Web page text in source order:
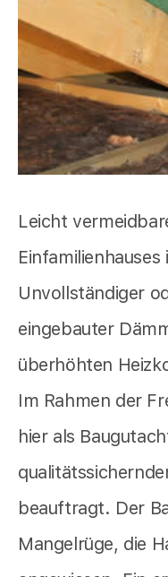
Leicht
Einfamilienhauses
Unvollständiger
eingebauter
überhöhten
Im Rahmen der
hier als
beauftragt. Der
Mangelrüge, die